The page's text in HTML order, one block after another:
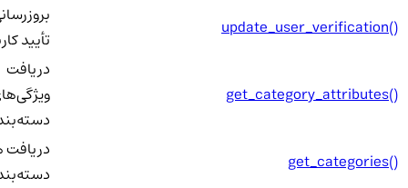
update_user_verification()
بروزرسانی
تأیید کاربر
get_category_attributes()
دریافت
get_categories()
دریافت